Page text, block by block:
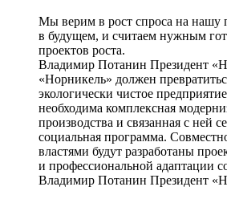
Мы верим в рост спроса на нашу
в будущем, и считаем нужным
проектов роста.
Владимир Потанин Президент
«Норникель» должен
экологически чистое
необходима комплексная
производства и связанная с ней
социальная программа.
властями будут разработаны
и профессиональной адаптации
Владимир Потанин Президент